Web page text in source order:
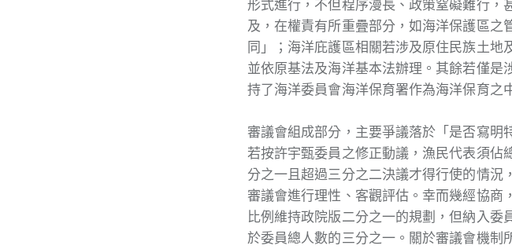
形式進行，不但程序漫長、政策窒礙難行
及，在權責有所重疊部分，如海洋保護區
同」；海洋庇護區相關若涉及原住民族土地
並依原基法及海洋基本法辦理。其餘若僅
持了海洋委員會海洋保育署作為海洋保育之
審議會組成部分，主要爭議落於「是否寫明
若按許宇甄委員之修正動議，漁民代表須
分之一且超過三分之二決議才得行使的情
審議會進行理性、客觀評估。幸而幾經協
比例維持政院版二分之一的規劃，但納入
於委員總人數的三分之一。關於審議會機